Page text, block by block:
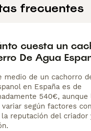
frecuentes
cuesta un
De Agua
medio de un cachorro
en España es de
540€,
variar según factores
la reputación del criador